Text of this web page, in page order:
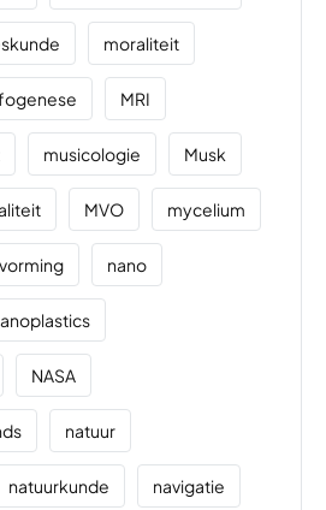
moraliteit
MRI
musicologie Musk
MVO mycelium
nano
NASA
natuur
natuurkunde navigatie